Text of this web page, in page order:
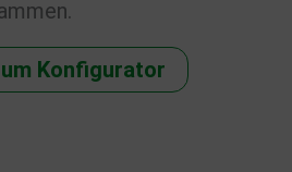
Konfigurator